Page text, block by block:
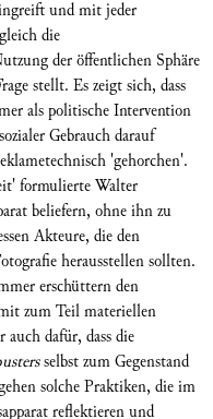
und mit jeder
die
der öffentlichen Sphäre
stellt. Es zeigt sich, dass
als politische Intervention
Gebrauch darauf
'gehorchen'.
formulierte Walter
beliefern, ohne ihn zu
Akteure, die den
herausstellen sollten.
erschüttern den
zum Teil materiellen
dafür, dass die
selbst zum Gegenstand
solche Praktiken, die im
reflektieren und